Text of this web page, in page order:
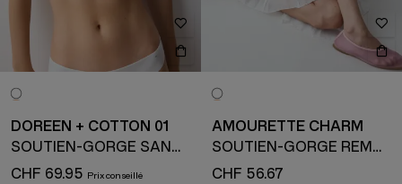
DOREEN + COTTON 01
SOUTIEN-GORGE SANS ARMATURE
CHF 69.95
AMOURETTE CHARM
SOUTIEN-GORGE REMBOURRÉ AVEC ARMATURE
CHF 56.67